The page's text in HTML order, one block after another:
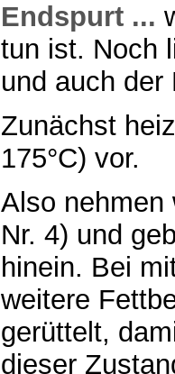
Endspurt ...
tun ist. Noch
und auch
Zunächst
175°C) vor.
Also nehmen
Nr. 4) und
hinein. Bei
weitere
gerüttelt,
dieser